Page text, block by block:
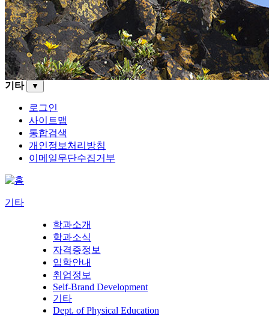
기타 ▼
로그인
사이트맵
통합검색
개인정보처리방침
이메일무단수집거부
기타
학과소개
학과소식
자격증정보
입학안내
취업정보
Self-Brand Development
기타
Dept. of Physical Education